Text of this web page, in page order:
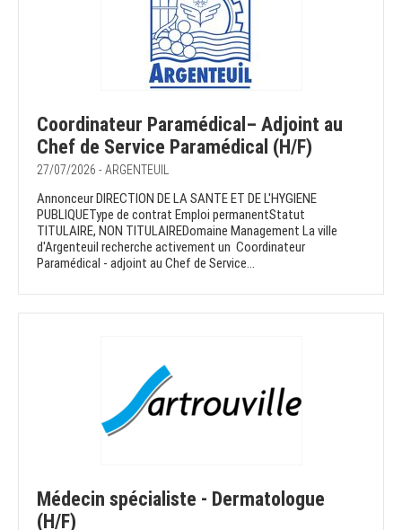
Coordinateur Paramédical– Adjoint au
Chef de Service Paramédical (H/F)
27/07/2026 - ARGENTEUIL
Annonceur DIRECTION DE LA SANTE ET DE L'HYGIENE
PUBLIQUEType de contrat Emploi permanentStatut
TITULAIRE, NON TITULAIREDomaine Management La ville
d'Argenteuil recherche activement un Coordinateur
Paramédical - adjoint au Chef de Service...
Médecin spécialiste - Dermatologue
(H/F)